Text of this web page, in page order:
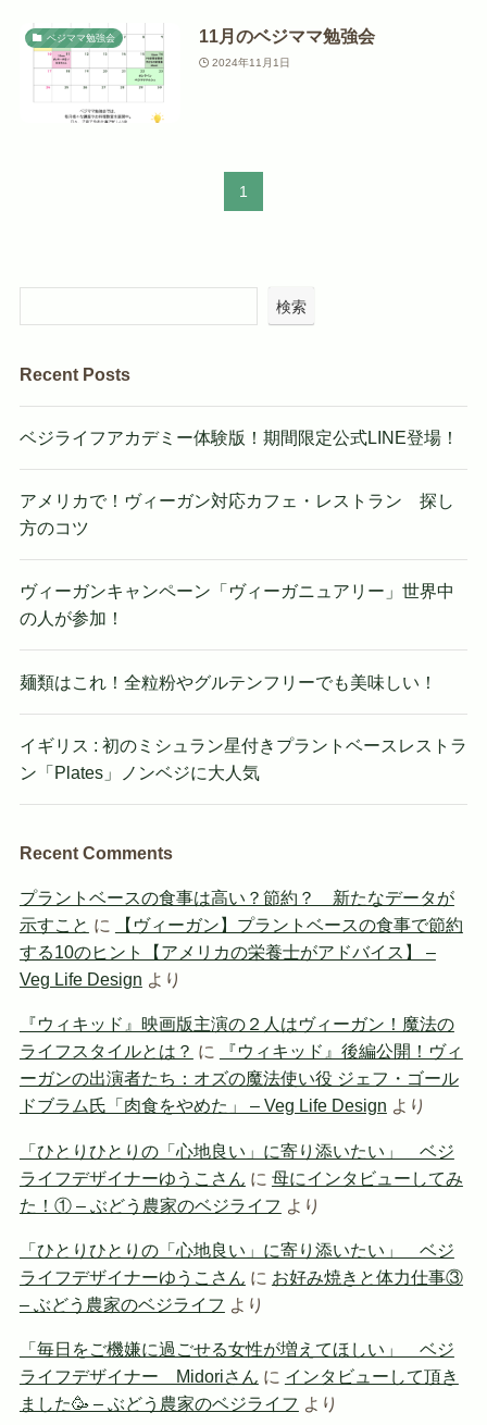
ベジママ勉強会 11月のベジママ勉強会
2024年11月1日
1
検索
Recent Posts
ベジライフアカデミー体験版！期間限定公式LINE登場！
アメリカで！ヴィーガン対応カフェ・レストラン 探し
方のコツ
ヴィーガンキャンペーン「ヴィーガニュアリー」世界中
の人が参加！
麺類はこれ！全粒粉やグルテンフリーでも美味しい！
イギリス : 初のミシュラン星付きプラントベースレストラ
ン「Plates」ノンベジに大人気
Recent Comments
プラントベースの食事は高い？節約？ 新たなデータが
示すこと に
【ヴィーガン】プラントベースの食事で節約
する10のヒント【アメリカの栄養士がアドバイス】 –
Veg Life Design より
『ウィキッド』映画版主演の２人はヴィーガン！魔法の
ライフスタイルとは？ に
『ウィキッド』後編公開！ヴィ
ーガンの出演者たち：オズの魔法使い役 ジェフ・ゴール
ドブラム氏「肉食をやめた」 – Veg Life Design より
「ひとりひとりの「心地良い」に寄り添いたい」 ベジ
ライフデザイナーゆうこさん
に 母にインタビューしてみ
た！① – ぶどう農家のベジライフ より
「ひとりひとりの「心地良い」に寄り添いたい」 ベジ
ライフデザイナーゆうこさん に お好み焼きと体力仕事③
– ぶどう農家のベジライフ より
「毎日をご機嫌に過ごせる女性が増えてほしい」 ベジ
ライフデザイナー Midoriさん に インタビューして頂き
ました🥳 – ぶどう農家のベジライフ より